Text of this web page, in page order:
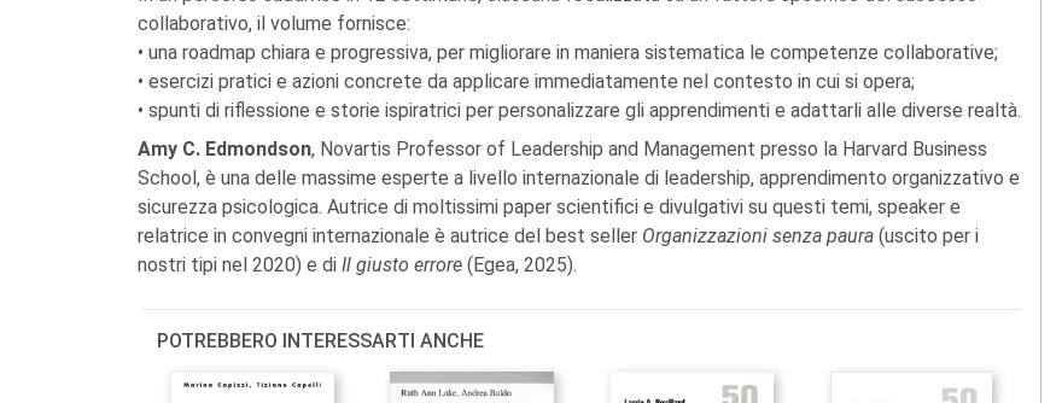
collaborativo, il volume fornisce:
• una roadmap chiara e progressiva, per migliorare in maniera sistematica le competenze collaborative;
• esercizi pratici e azioni concrete da applicare immediatamente nel contesto in cui si opera;
• spunti di riflessione e storie ispiratrici per personalizzare gli apprendimenti e adattarli alle diverse realtà.
Amy C. Edmondson, Novartis Professor of Leadership and Management presso la Harvard Business
School, è una delle massime esperte a livello internazionale di leadership, apprendimento organizzativo e
sicurezza psicologica. Autrice di moltissimi paper scientifici e divulgativi su questi temi, speaker e
relatrice in convegni internazionale è autrice del best seller Organizzazioni senza paura (uscito per i
nostri tipi nel 2020) e di Il giusto errore (Egea, 2025).
POTREBBERO INTERESSARTI ANCHE